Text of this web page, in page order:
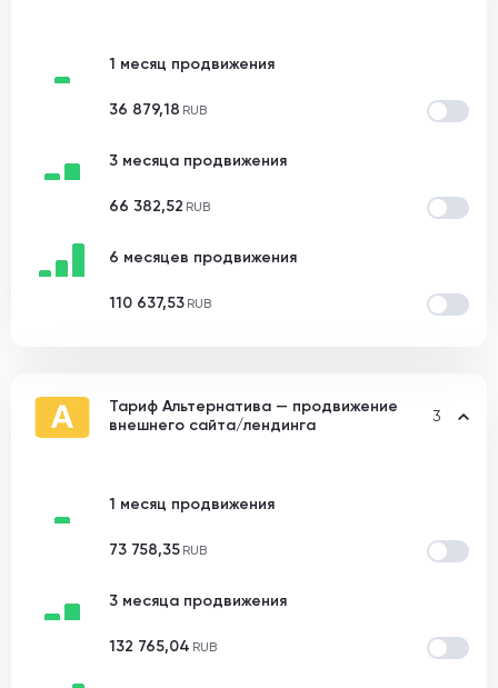
1 месяц продвижения
36 879,18 RUB
3 месяца продвижения
66 382,52 RUB
6 месяцев продвижения
110 637,53 RUB
Тариф Альтернатива — продвижение
внешнего сайта/лендинга
3
1 месяц продвижения
73 758,35 RUB
3 месяца продвижения
132 765,04 RUB